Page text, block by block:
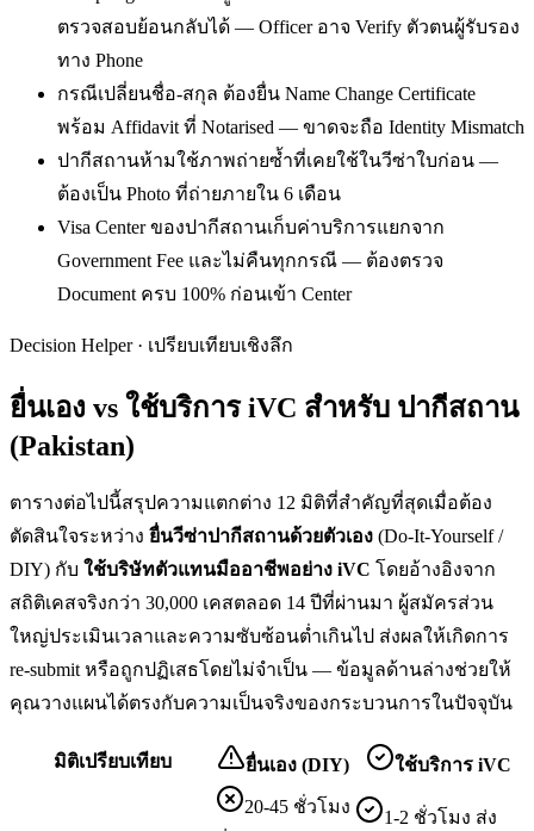
ตรวจสอบย้อนกลับได้ — Officer อาจ Verify ตัวตนผู้รับรอง
ทาง Phone
กรณีเปลี่ยนชื่อ-สกุล ต้องยื่น Name Change Certificate
พร้อม Affidavit ที่ Notarised — ขาดจะถือ Identity Mismatch
ปากีสถานห้ามใช้ภาพถ่ายซ้ำที่เคยใช้ในวีซ่าใบก่อน —
ต้องเป็น Photo ที่ถ่ายภายใน 6 เดือน
Visa Center ของปากีสถานเก็บค่าบริการแยกจาก
Government Fee และไม่คืนทุกกรณี — ต้องตรวจ
Document ครบ 100% ก่อนเข้า Center
Decision Helper · เปรียบเทียบเชิงลึก
ยื่นเอง vs ใช้บริการ iVC สำหรับ ปากีสถาน
(Pakistan)
ตารางต่อไปนี้สรุปความแตกต่าง 12 มิติที่สำคัญที่สุดเมื่อต้อง
ตัดสินใจระหว่าง ยื่นวีซ่าปากีสถานด้วยตัวเอง (Do-It-Yourself /
DIY) กับ ใช้บริษัทตัวแทนมืออาชีพอย่าง iVC โดยอ้างอิงจาก
สถิติเคสจริงกว่า 30,000 เคสตลอด 14 ปีที่ผ่านมา ผู้สมัครส่วน
ใหญ่ประเมินเวลาและความซับซ้อนต่ำเกินไป ส่งผลให้เกิดการ
re-submit หรือถูกปฏิเสธโดยไม่จำเป็น — ข้อมูลด้านล่างช่วยให้
คุณวางแผนได้ตรงกับความเป็นจริงของกระบวนการในปัจจุบัน
มิติเปรียบเทียบ ยื่นเอง (DIY) ใช้บริการ iVC
20-45 ชั่วโมง
1-2 ชั่วโมง ส่ง